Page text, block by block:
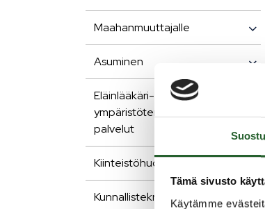
Tämä sivusto
Käytämme
Maahanmuuttajalle
Asuminen
Eläinlääkäri- ja
ympäristöterveydenhuollon
palvelut
Kiinteistöhuolto
Kunnallistekniikka